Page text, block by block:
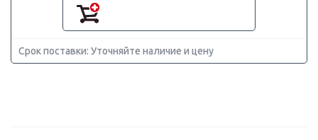
Срок поставки: Уточняйте наличие и цену